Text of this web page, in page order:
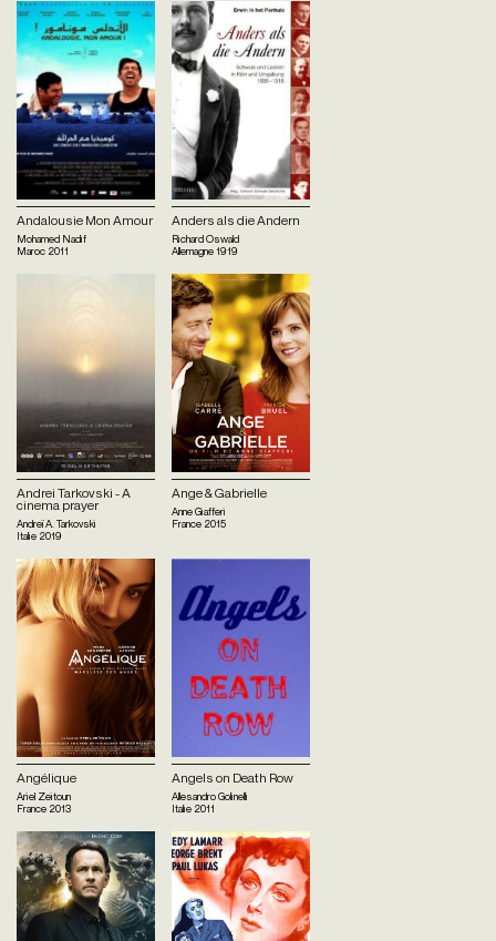
Andalousie Mon Amour
Mohamed Nadif
Maroc 2011
Anders als die Andern
Richard Oswald
Allemagne1919
Andrei Tarkovski - A
cinema prayer
Andreï A. Tarkovski
Italie 2019
Ange & Gabrielle
Anne Giafferi
France 2015
Angélique
Ariel Zeitoun
France 2013
Angels on Death Row
Allesandro Golinelli
Italie 2011